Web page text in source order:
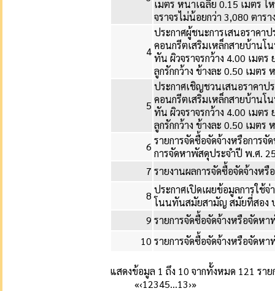
เมตร หนาเฉลี่ย 0.15 เมตร ไ
จราจรไม่น้อยกว่า 3,080 ตาร
4
ประกาศผู้ชนะการเสนอราคาป
คอนกรีตเสริมเหล็กสายบ้าน
ทัน ผิวจราจรกว้าง 4.00 เมต
ลูกรักกว้าง ข้างละ 0.50 เมต
5
ประกาศเชิญชวนเสนอราคาปร
คอนกรีตเสริมเหล็กสายบ้าน
ทัน ผิวจราจรกว้าง 4.00 เมต
ลูกรักกว้าง ข้างละ 0.50 เมต
6 รายการจัดซื้อจัดจ้างหรือการ
การจัดหาพัสดุประจำปี พ.ศ.
7 รายงานผลการจัดซื้อจัดจ้างห
8 ประกาศเปิดเผยข้อมูลการใช้
โนนทันสมัยสามัญ สมัยที่สอง
9 รายการจัดซื้อจัดจ้างหรือจัดห
10 รายการจัดซื้อจัดจ้างหรือจัดห
แสดงข้อมูล 1 ถึง 10 จากทั้งหมด 121 ราย
«‹12345…13›»